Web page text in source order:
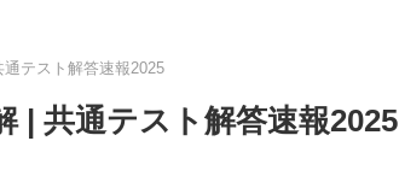
通テスト解答速報2025
| 共通テスト解答速報2025